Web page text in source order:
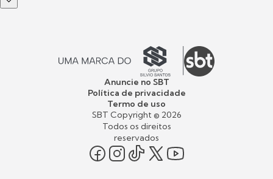
Anuncie no SBT
Política de privacidade
Termo de uso
SBT Copyright © 2026
Todos os direitos
reservados